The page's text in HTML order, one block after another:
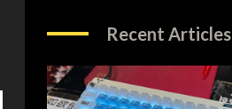
Recent Articles